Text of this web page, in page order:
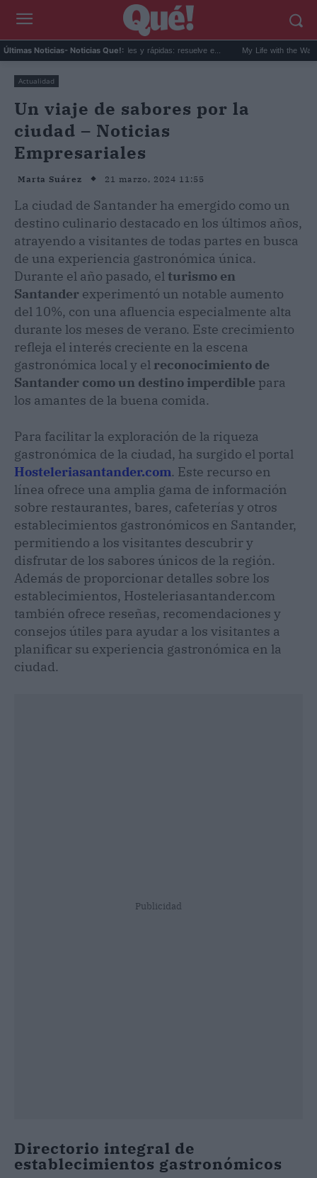
Últimas Noticias- Noticias Que!:
40 recetas de verano fáciles y rápidas: resuelve e... My Life with the Walter
Actualidad
Un viaje de sabores por la
ciudad – Noticias
Empresariales
Marta Suárez 21 marzo, 2024 11:55
La ciudad de Santander ha emergido como un
destino culinario destacado en los últimos años,
atrayendo a visitantes de todas partes en busca
de una experiencia gastronómica única.
Durante el año pasado, elturismo en
Santander experimentó un notable aumento
del 10%, con una afluencia especialmente alta
durante los meses de verano. Este crecimiento
refleja el interés creciente en la escena
gastronómica local y el reconocimiento de
Santander como un destino imperdible para
los amantes de la buena comida.
Para facilitar la exploración de la riqueza
gastronómica de la ciudad, ha surgido el portal
Hosteleriasantander.com. Este recurso en
línea ofrece una amplia gama de información
sobre restaurantes, bares, cafeterías y otros
establecimientos gastronómicos en Santander,
permitiendo a los visitantes descubrir y
disfrutar de los sabores únicos de la región.
Además de proporcionar detalles sobre los
establecimientos, Hosteleriasantander.com
también ofrece reseñas, recomendaciones y
consejos útiles para ayudar a los visitantes a
planificar su experiencia gastronómica en la
ciudad.
Publicidad
Directorio integral de
establecimientos gastronómicos